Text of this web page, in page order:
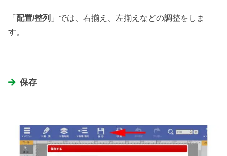
「 配置/整列 」では、右揃え、左揃えなどの調整をしま
す。
保存